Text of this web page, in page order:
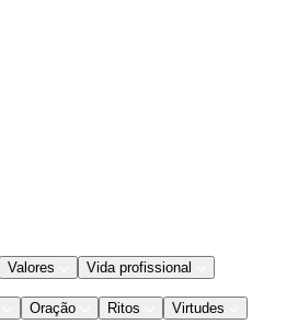
Valores Vida profissional
Oração Ritos Virtudes